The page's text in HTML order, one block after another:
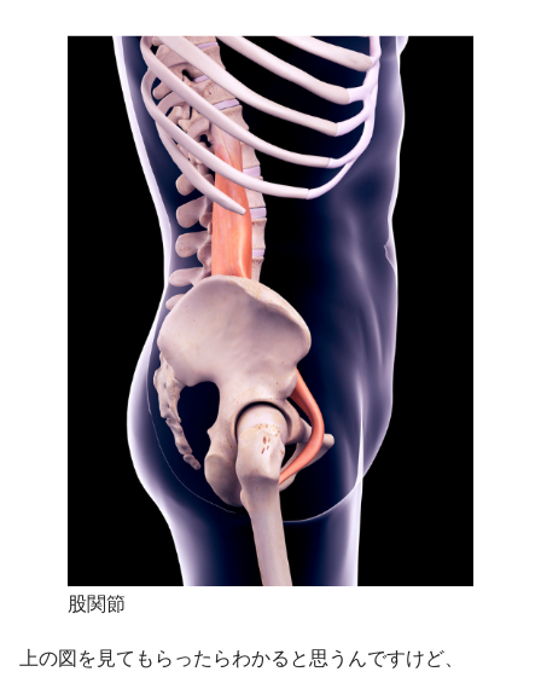
股関節
上の図を見てもらったらわかると思うんですけど、